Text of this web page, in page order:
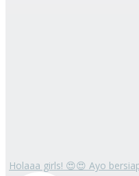
Holaaa girls! 😍😍 Ayo